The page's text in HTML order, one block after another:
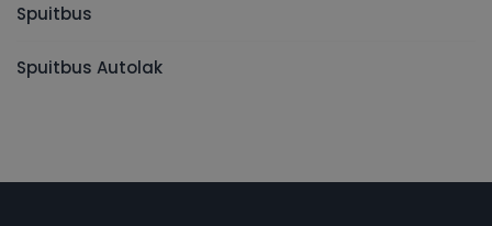
Spuitbus
Spuitbus Autolak